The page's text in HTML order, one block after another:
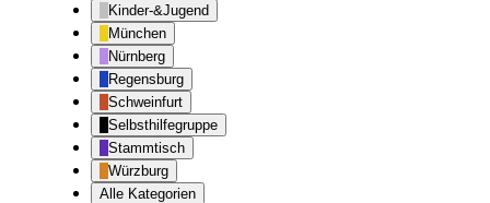
Kinder-&Jugend
München
Nürnberg
Regensburg
Schweinfurt
Selbsthilfegruppe
Stammtisch
Würzburg
Alle Kategorien